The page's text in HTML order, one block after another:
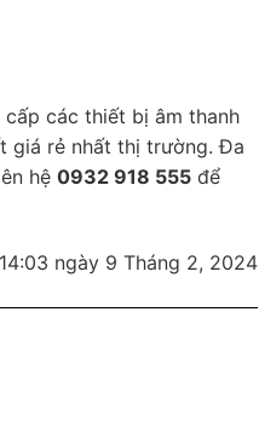
cấp các thiết bị âm thanh
giá rẻ nhất thị trường. Đa
hệ 0932 918 555 để
ngày 9 Tháng 2, 2024